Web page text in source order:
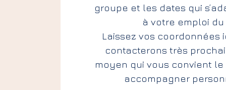
groupe et les dates qui
à votre emploi du
Laissez vos coordonnées
contacterons très
moyen qui vous convient le
accompagner